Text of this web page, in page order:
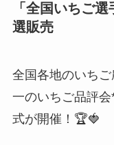
「全国いちご
選販売
全国各地のいち
一のいちご品評
式が開催！🏆🍓